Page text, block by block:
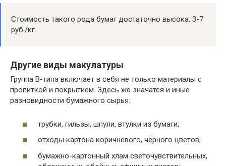
Стоимость такого рода бумаг достаточно высока: 3-7
руб./кг.
Другие виды макулатуры
Группа В-типа включает в себя не только материалы с
пропиткой и покрытием. Здесь же значатся и иные
разновидности бумажного сырья:
трубки, гильзы, шпули, втулки из бумаги;
отходы картона коричневого, чёрного цветов;
бумажно-картонный хлам светочувствительных,